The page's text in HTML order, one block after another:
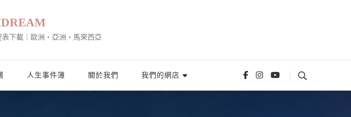
下載｜歐洲・亞洲・馬來西亞
人生事件簿 關於我們 我們的網店